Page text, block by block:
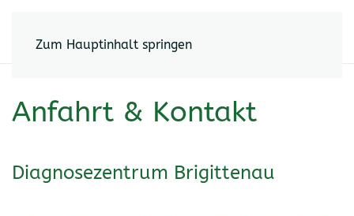
Zum Hauptinhalt springen
Anfahrt & Kontakt
Diagnosezentrum Brigittenau